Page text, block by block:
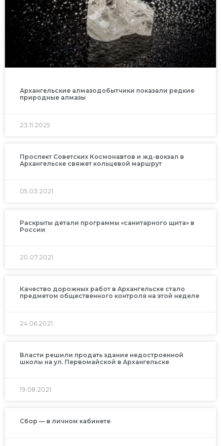
Архангельские алмазодобытчики показали редкие
природные алмазы
23.11.2025
Проспект Советских Космонавтов и жд-вокзал в
Архангельске свяжет кольцевой маршрут
05.03.2021
Раскрыты детали программы «санитарного щита» в
России
20.07.2021
Качество дорожных работ в Архангельске стало
предметом общественного контроля на этой неделе
24.06.2021
Власти решили продать здание недостроенной
школы на ул. Первомайской в Архангельске
19.08.2021
Сбор — в личном кабинете